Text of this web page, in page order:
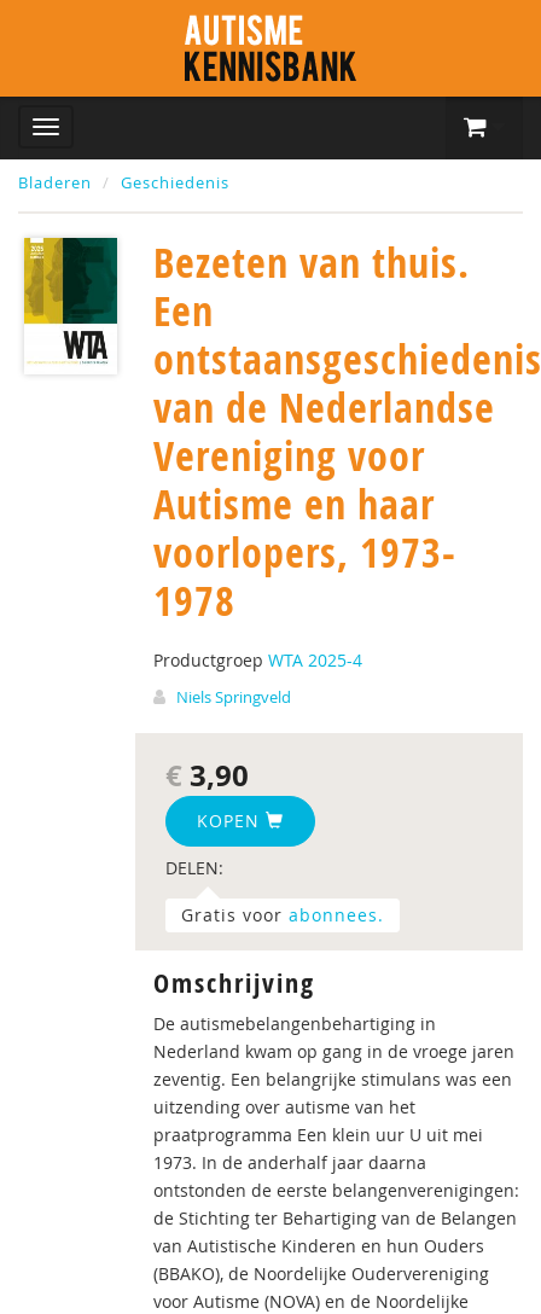
Bladeren Geschiedenis
Bezeten van thuis.
Een
ontstaansgeschiedenis
van de Nederlandse
Vereniging voor
Autisme en haar
voorlopers, 1973-
1978
Productgroep WTA 2025-4
Niels Springveld
€ 3,90
KOPEN
DELEN:
Gratis voor abonnees.
Omschrijving
De autismebelangenbehartiging in
Nederland kwam op gang in de vroege jaren
zeventig. Een belangrijke stimulans was een
uitzending over autisme van het
praatprogramma Een klein uur U uit mei
1973. In de anderhalf jaar daarna
ontstonden de eerste belangenverenigingen:
de Stichting ter Behartiging van de Belangen
van Autistische Kinderen en hun Ouders
(BBAKO), de Noordelijke Oudervereniging
voor Autisme (NOVA) en de Noordelijke